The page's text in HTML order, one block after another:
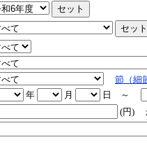
節（細
年 月 日 ～
(円)